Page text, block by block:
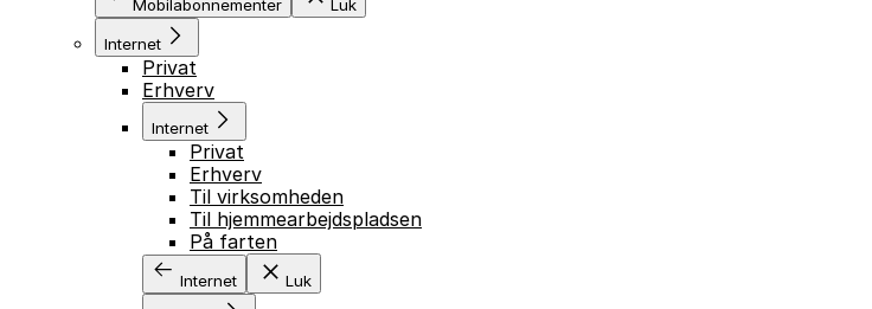
Mobilabonnementer Luk
Internet
Privat
Erhverv
Internet
Privat
Erhverv
Til virksomheden
Til hjemmearbejdspladsen
På farten
Internet Luk